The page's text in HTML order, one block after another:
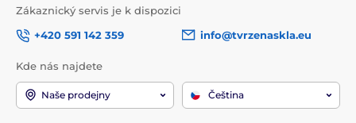
Zákaznický servis je k dispozici
+420 591 142 359
info@tvrzenaskla.eu
Kde nás najdete
Naše prodejny Čeština